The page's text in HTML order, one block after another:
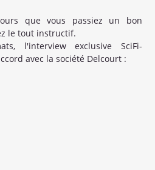
que vous passiez un bon
le tout instructif.
l'interview exclusive SciFi-
avec la société Delcourt :